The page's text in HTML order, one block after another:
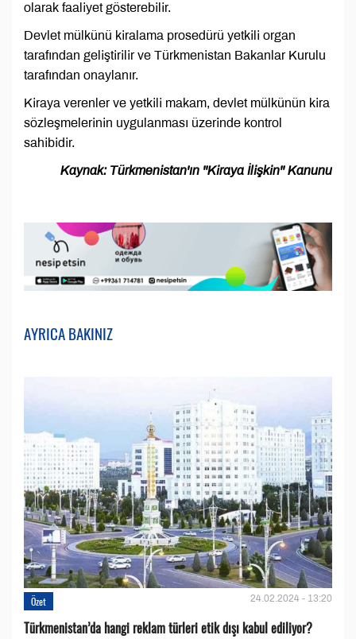
olarak faaliyet gösterebilir.
Devlet mülkünü kiralama prosedürü yetkili organ
tarafından geliştirilir ve Türkmenistan Bakanlar Kurulu
tarafından onaylanır.
Kiraya verenler ve yetkili makam, devlet mülkünün kira
sözleşmelerinin uygulanması üzerinde kontrol
sahibidir.
Kaynak: Türkmenistan'ın ''Kiraya İlişkin'' Kanunu
AYRICA BAKINIZ
Özet 24.02.2024 - 13:20
Türkmenistan’da hangi reklam türleri etik dışı kabul ediliyor?